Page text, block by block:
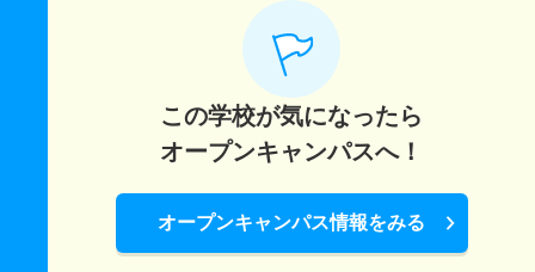
この学校が気になったら
オープンキャンパスへ！
オープンキャンパス情報をみる